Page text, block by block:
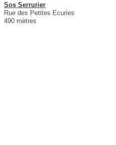
Sos Serrurier
Rue des Petites Ecuries
490 mètres